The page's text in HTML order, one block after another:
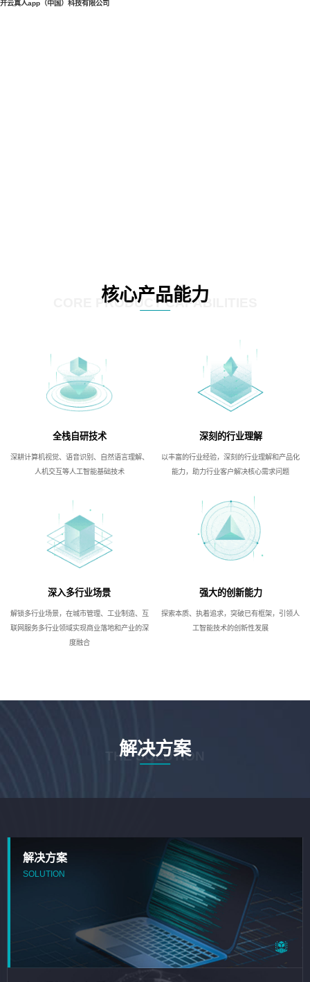
开云真人app（中国）科技有限公司
核心产品能力
CORE PRODUCT CAPABILITIES
全栈自研技术
深耕计算机视觉、语音识别、自然语言理解、
人机交互等人工智能基础技术
深刻的行业理解
以丰富的行业经验，深刻的行业理解和产品化
能力，助力行业客户解决核心需求问题
深入多行业场景
解锁多行业场景，在城市管理、工业制造、互
联网服务多行业领域实现商业落地和产业的深
度融合
强大的创新能力
探索本质、执着追求，突破已有框架，引领人
工智能技术的创新性发展
解决方案
THE SOLUTION
解决方案
SOLUTION